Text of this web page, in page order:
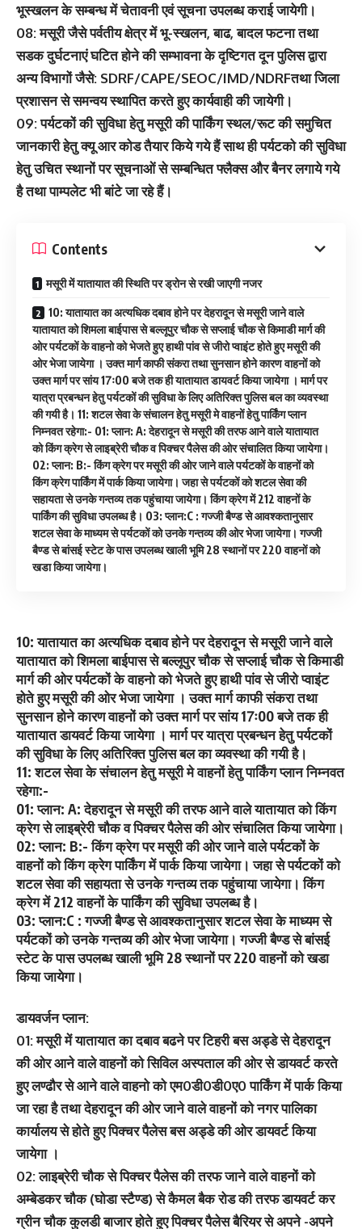
भूस्खलन के सम्बन्ध में चेतावनी एवं सूचना उपलब्ध कराई जायेगी।
08: मसूरी जैसे पर्वतीय क्षेत्र में भू-स्खलन, बाढ, बादल फटना तथा
सडक दुर्घटनाएं घटित होने की सम्भावना के दृष्टिगत दून पुलिस द्वारा
अन्य विभागों जैसे: SDRF/CAPE/SEOC/IMD/NDRFतथा जिला
प्रशासन से समन्वय स्थापित करते हुए कार्यवाही की जायेगी।
09: पर्यटकों की सुविधा हेतु मसूरी की पार्किंग स्थल/रूट की समुचित
जानकारी हेतु क्यू आर कोड तैयार किये गये हैं साथ ही पर्यटको की सुविधा
हेतु उचित स्थानों पर सूचनाओं से सम्बन्धित फ्लैक्स और बैनर लगाये गये
है तथा पाम्पलेट भी बांटे जा रहे हैं।
Contents
मसूरी में यातायात की स्थिति पर ड्रोन से रखी जाएगी नजर
10: यातायात का अत्यधिक दबाव होने पर देहरादून से मसूरी जाने वाले
यातायात को शिमला बाईपास से बल्लूपुर चौक से सप्लाई चौक से किमाडी मार्ग की
ओर पर्यटकों के वाहनो को भेजते हुए हाथी पांव से जीरो प्वाइंट होते हुए मसूरी की
ओर भेजा जायेगा । उक्त मार्ग काफी संकरा तथा सुनसान होने कारण वाहनों को
उक्त मार्ग पर सांय 17ः00 बजे तक ही यातायात डायवर्ट किया जायेगा । मार्ग पर
यात्रा प्रबन्धन हेतु पर्यटकों की सुविधा के लिए अतिरिक्त पुलिस बल का व्यवस्था
की गयी है। 11: शटल सेवा के संचालन हेतु मसूरी मे वाहनों हेतु पार्किंग प्लान
निम्नवत रहेगा:- 01: प्लान: A: देहरादून से मसूरी की तरफ आने वाले यातायात
को किंग क्रेग से लाइब्रेरी चौक व पिक्चर पैलेस की ओर संचालित किया जायेगा।
02: प्लान: B:- किंग क्रेग पर मसूरी की ओर जाने वाले पर्यटकों के वाहनों को
किंग क्रेग पार्किंग में पार्क किया जायेगा। जहा से पर्यटकों को शटल सेवा की
सहायता से उनके गन्तव्य तक पहुंचाया जायेगा। किंग क्रेग में 212 वाहनों के
पार्किंग की सुविधा उपलब्ध है। 03: प्लान:C : गज्जी बैण्ड से आवश्कतानुसार
शटल सेवा के माध्यम से पर्यटकों को उनके गन्तव्य की ओर भेजा जायेगा। गज्जी
बैण्ड से बांसई स्टेट के पास उपलब्ध खाली भूमि 28 स्थानों पर 220 वाहनों को
खडा किया जायेगा।
10: यातायात का अत्यधिक दबाव होने पर देहरादून से मसूरी जाने वाले
यातायात को शिमला बाईपास से बल्लूपुर चौक से सप्लाई चौक से किमाडी
मार्ग की ओर पर्यटकों के वाहनो को भेजते हुए हाथी पांव से जीरो प्वाइंट
होते हुए मसूरी की ओर भेजा जायेगा । उक्त मार्ग काफी संकरा तथा
सुनसान होने कारण वाहनों को उक्त मार्ग पर सांय 17ः00 बजे तक ही
यातायात डायवर्ट किया जायेगा । मार्ग पर यात्रा प्रबन्धन हेतु पर्यटकों
की सुविधा के लिए अतिरिक्त पुलिस बल का व्यवस्था की गयी है।
11: शटल सेवा के संचालन हेतु मसूरी मे वाहनों हेतु पार्किंग प्लान निम्नवत
रहेगा:-
01: प्लान: A: देहरादून से मसूरी की तरफ आने वाले यातायात को किंग
क्रेग से लाइब्रेरी चौक व पिक्चर पैलेस की ओर संचालित किया जायेगा।
02: प्लान: B:- किंग क्रेग पर मसूरी की ओर जाने वाले पर्यटकों के
वाहनों को किंग क्रेग पार्किंग में पार्क किया जायेगा। जहा से पर्यटकों को
शटल सेवा की सहायता से उनके गन्तव्य तक पहुंचाया जायेगा। किंग
क्रेग में 212 वाहनों के पार्किंग की सुविधा उपलब्ध है।
03: प्लान:C : गज्जी बैण्ड से आवश्कतानुसार शटल सेवा के माध्यम से
पर्यटकों को उनके गन्तव्य की ओर भेजा जायेगा। गज्जी बैण्ड से बांसई
स्टेट के पास उपलब्ध खाली भूमि 28 स्थानों पर 220 वाहनों को खडा
किया जायेगा।
डायवर्जन प्लान:
01: मसूरी में यातायात का दबाव बढने पर टिहरी बस अड्डे से देहरादून
की ओर आने वाले वाहनों को सिविल अस्पताल की ओर से डायवर्ट करते
हुए लण्ढौर से आने वाले वाहनो को एम0डी0डी0ए0 पार्किंग में पार्क किया
जा रहा है तथा देहरादून की ओर जाने वाले वाहनों को नगर पालिका
कार्यालय से होते हुए पिक्चर पैलेस बस अड्डे की ओर डायवर्ट किया
जायेगा ।
02: लाइब्रेरी चौक से पिक्चर पैलेस की तरफ जाने वाले वाहनों को
अम्बेडकर चौक (घोडा स्टैण्ड) से कैमल बैक रोड की तरफ डायवर्ट कर
ग्रीन चौक कुलडी बाजार होते हुए पिक्चर पैलेस बैरियर से अपने -अपने